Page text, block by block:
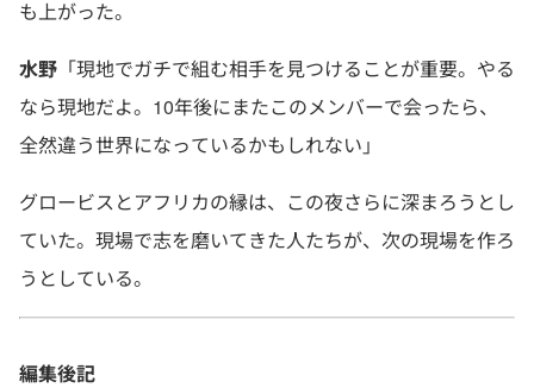
も上がった。
水野 「現地でガチで組む相手を見つけることが重要。やる
なら現地だよ。10年後にまたこのメンバーで会ったら、
全然違う世界になっているかもしれない」
グロービスとアフリカの縁は、この夜さらに深まろうとし
ていた。現場で志を磨いてきた人たちが、次の現場を作ろ
うとしている。
編集後記